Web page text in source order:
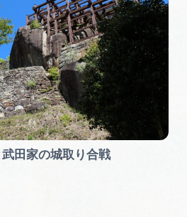
武田家の城取り合戦